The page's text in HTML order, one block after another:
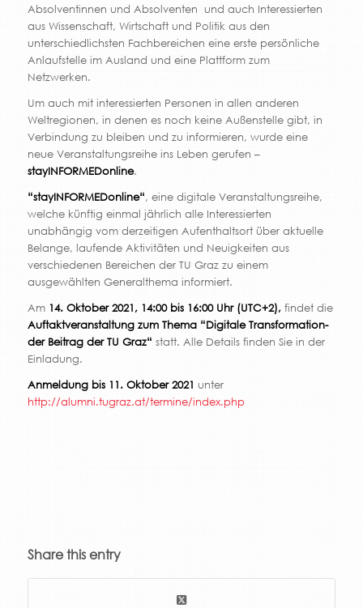
Absolventinnen und Absolventen und auch Interessierten
aus Wissenschaft, Wirtschaft und Politik aus den
unterschiedlichsten Fachbereichen eine erste persönliche
Anlaufstelle im Ausland und eine Plattform zum
Netzwerken.
Um auch mit interessierten Personen in allen anderen
Weltregionen, in denen es noch keine Außenstelle gibt, in
Verbindung zu bleiben und zu informieren, wurde eine
neue Veranstaltungsreihe ins Leben gerufen –
stayINFORMEDonline.
“stayINFORMEDonline“, eine digitale Veranstaltungsreihe,
welche künftig einmal jährlich alle Interessierten
unabhängig vom derzeitigen Aufenthaltsort über aktuelle
Belange, laufende Aktivitäten und Neuigkeiten aus
verschiedenen Bereichen der TU Graz zu einem
ausgewählten Generalthema informiert.
Am 14. Oktober 2021, 14:00 bis 16:00 Uhr (UTC+2),findet die
Auftaktveranstaltung zum Thema “Digitale Transformation-
der Beitrag der TU Graz“ statt. Alle Details finden Sie in der
Einladung.
Anmeldung bis 11. Oktober 2021 unter
http://alumni.tugraz.at/termine/index.php
Share this entry